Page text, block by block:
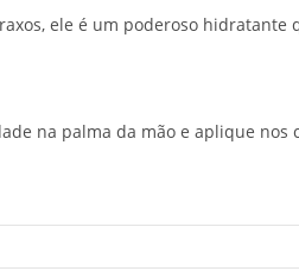
ele é um poderoso
na palma da mão e aplique nos